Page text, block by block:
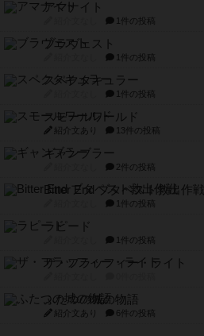
アマナイト
1件の投稿
ブラヴェスト
1件の投稿
スペクタキュラー
1件の投稿
スモールワールド
紹介文あり 13件の投稿
ギャンブラー
2件の投稿
Bitter End ブタペスト救出作戦
1件の投稿
ラピード
1件の投稿
ザ・フラッフィー・ライト
ふたつの城の物語
紹介文あり 6件の投稿